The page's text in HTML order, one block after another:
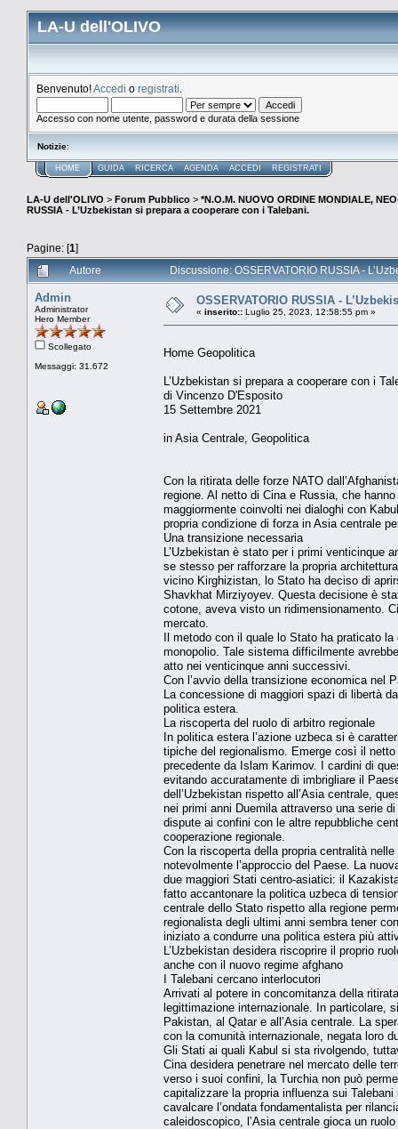
LA-U dell'OLIVO
Benvenuto!Accedi o registrati
Accesso con nome utente, password e durata della sessione
Notizie:
HOME GUIDA RICERCA AGENDA ACCEDI REGISTRATI
LA-U dell'OLIVO > Forum Pubblico > *N.O.M. NUOVO ORDINE MONDIALE,
RUSSIA - L’Uzbekistan si prepara a cooperare con i Talebani.
Pagine: [1]
Autore
Discussione: OSSERVATORIO RUSSIA -
Admin
Administrator
Hero Member
Scollegato
Messaggi: 31.672
OSSERVATORIO RUSSIA -
« inserito:: Luglio 25, 2023, 12:58:55 pm »
Home Geopolitica
L’Uzbekistan si prepara a cooperare con i
di Vincenzo D'Esposito
15 Settembre 2021
in Asia Centrale, Geopolitica
Con la ritirata delle forze NATO
regione. Al netto di Cina e Russia, che
maggiormente coinvolti nei dialoghi con
propria condizione di forza in Asia centrale
Una transizione necessaria
L’Uzbekistan è stato per i primi venticinque
se stesso per rafforzare la propria
vicino Kirghizistan, lo Stato ha deciso di
Shavkhat Mirziyoyev. Questa decisione è
cotone, aveva visto un ridimensionamento.
mercato.
Il metodo con il quale lo Stato ha praticato
monopolio. Tale sistema difficilmente
atto nei venticinque anni successivi.
Con l’avvio della transizione economica nel
La concessione di maggiori spazi di libertà
politica estera.
La riscoperta del ruolo di arbitro regionale
In politica estera l’azione uzbeca si è
tipiche del regionalismo. Emerge così il
precedente da Islam Karimov. I cardini di
evitando accuratamente di imbrigliare il
dell’Uzbekistan rispetto all’Asia centrale,
nei primi anni Duemila attraverso una serie
dispute ai confini con le altre repubbliche
cooperazione regionale.
Con la riscoperta della propria centralità
notevolmente l’approccio del Paese. La
due maggiori Stati centro-asiatici: il
fatto accantonare la politica uzbeca di
centrale dello Stato rispetto alla regione
regionalista degli ultimi anni sembra tener
iniziato a condurre una politica estera più
L’Uzbekistan desidera riscoprire il proprio
anche con il nuovo regime afghano
I Talebani cercano interlocutori
Arrivati al potere in concomitanza della
legittimazione internazionale. In particolare,
Pakistan, al Qatar e all’Asia centrale. La
con la comunità internazionale, negata loro
Gli Stati ai quali Kabul si sta rivolgendo,
Cina desidera penetrare nel mercato delle
verso i suoi confini, la Turchia non può
capitalizzare la propria influenza sui
cavalcare l’ondata fondamentalista per
caleidoscopico, l’Asia centrale gioca un